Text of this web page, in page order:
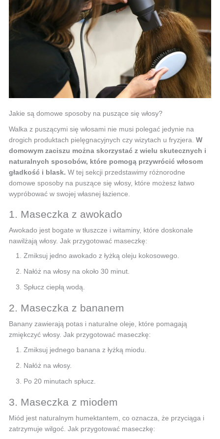
Jakie są domowe sposoby na puszące się włosy?
Walka z puszącymi się włosami nie musi polegać jedynie na
drogich produktach pielęgnacyjnych czy wizytach u fryzjera. W
domowym zaciszu można skorzystać z wielu skutecznych i
naturalnych sposobów, które pomogą przywrócić włosom
gładkość i blask. W tej sekcji przedstawimy różnorodne
domowe sposoby na puszące się włosy, które możesz łatwo
wypróbować w swojej własnej łazience.
1. Maseczka z awokado
Awokado jest bogate w tłuszcze i witaminy, które doskonale
nawilżają włosy. Jak przygotować maseczkę:
Zmiksuj jedno awokado z łyżką oleju kokosowego.
Nałóż na włosy na około 30 minut.
Spłucz ciepłą wodą.
2. Maseczka z bananem
Banany zawierają potas i naturalne oleje, które pomagają
zmiękczyć włosy. Jak przygotować maseczkę:
Zmiksuj jednego banana z łyżką miodu.
Nałóż na włosy.
Po 20 minutach spłucz.
3. Maseczka z miodem
Miód jest naturalnym humektantem, co oznacza, że przyciąga i
zatrzymuje wilgoć. Jak przygotować maseczkę: